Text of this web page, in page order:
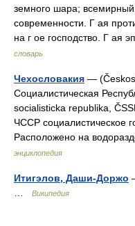
земного шара;
современности. Г ая
на г ое господство. Г ая
словарь
Чехословакия —
Социалистическая
socialisticka
ЧССР социалистическое
Расположено на
энциклопедия
Итигэлов, Даши-Доржо
Википедия